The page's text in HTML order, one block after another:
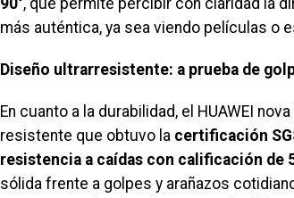
90°, que permite percibir con claridad la
más auténtica, ya sea viendo películas o
Diseño ultrarresistente: a prueba de
En cuanto a la durabilidad, el HUAWEI
resistente que obtuvo la certificación
resistencia a caídas con calificación de
sólida frente a golpes y arañazos